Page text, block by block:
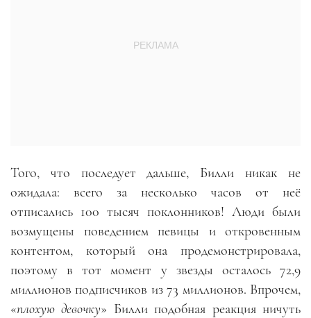
Того, что последует дальше, Билли никак не
ожидала: всего за несколько часов от неё
отписались 100 тысяч поклонников! Люди были
возмущены поведением певицы и откровенным
контентом, который она продемонстрировала,
поэтому в тот момент у звезды осталось 72,9
миллионов подписчиков из 73 миллионов. Впрочем,
«плохую девочку» Билли подобная реакция ничуть